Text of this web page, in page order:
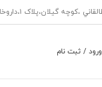
ورود / ثبت نام